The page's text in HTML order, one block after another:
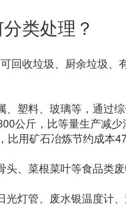
类处理？
回收垃圾、厨余垃圾
、塑料、玻璃等，通过
公斤，比等量生产减
用矿石冶炼节约成本
、菜根菜叶等食品类
灯管、废水银温度计